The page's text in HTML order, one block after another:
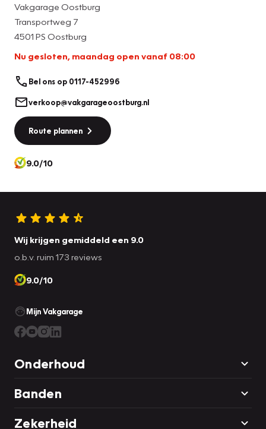
Vakgarage Oostburg
Transportweg 7
4501 PS Oostburg
Nu gesloten, maandag open vanaf 08:00
Bel ons op 0117-452996
verkoop@vakgarageoostburg.nl
Route plannen
9.0/10
Wij krijgen gemiddeld een 9.0
o.b.v. ruim 173 reviews
9.0/10
Mijn Vakgarage
Onderhoud
Banden
Zekerheid